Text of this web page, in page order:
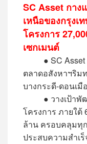
SC Asset กา
เหนือของกรุงเ
โครงการ
เซกเมนต์
● SC Asset ต
ตลาดอสังหาฯริม
บางกระดี-ดอนเมื
● วางเป้าพัฒ
โครงการ ภายใต้
ล้าน ครอบคลุมทุ
ประสบความสำเ